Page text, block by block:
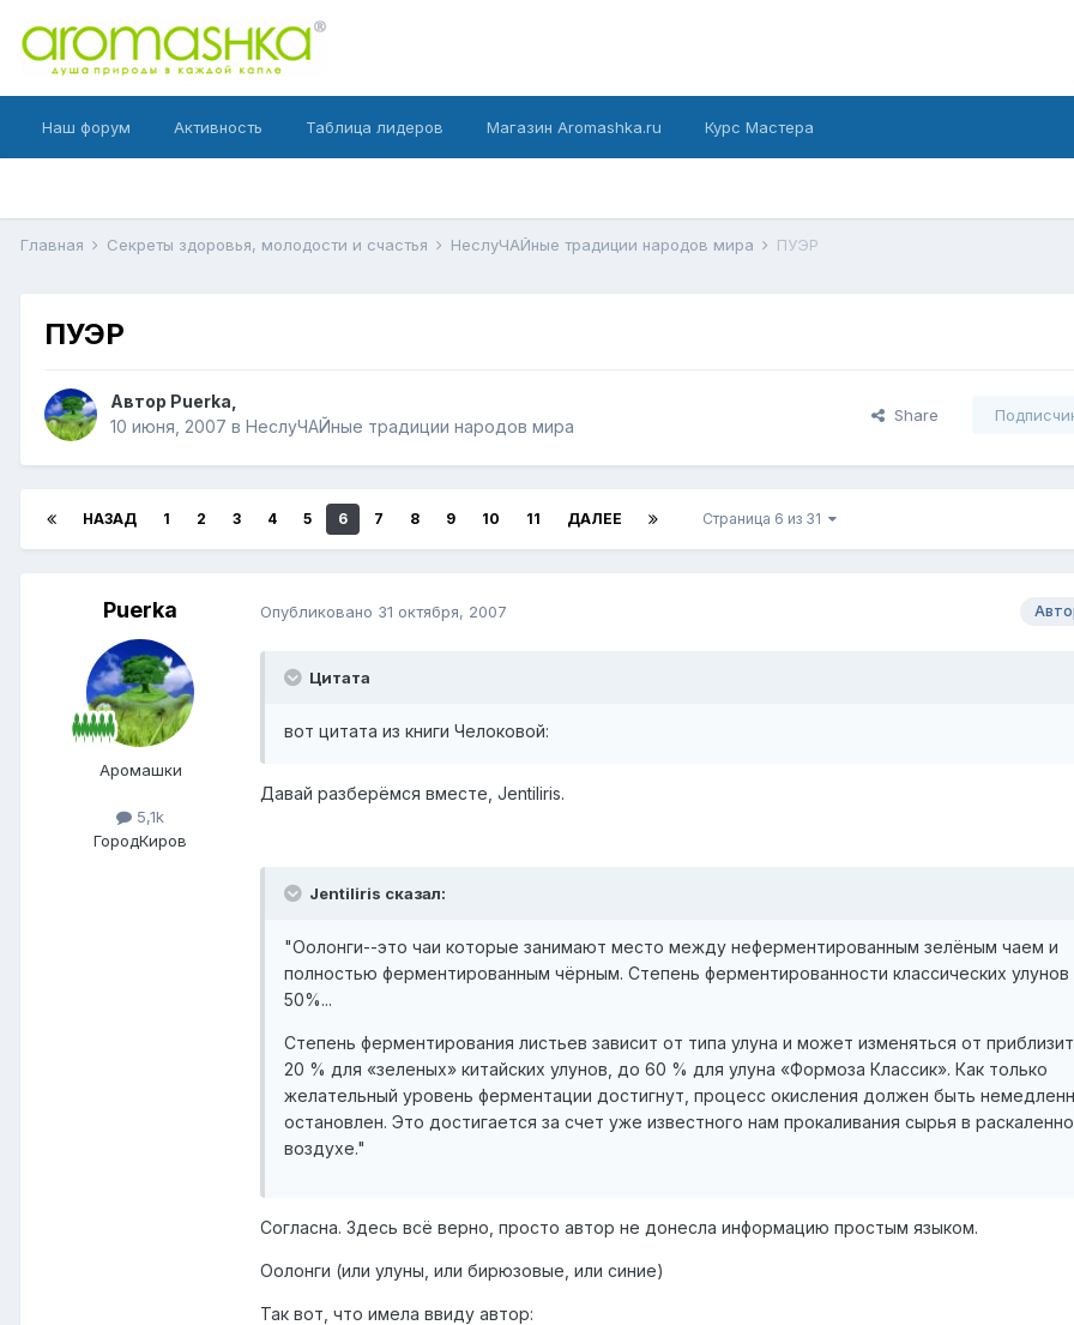
Наш форум Активность Таблица лидеров Магазин Aromashka.ru Курс Мастера
Главная Секреты здоровья, молодости и счастья НеслуЧАЙные традиции народов мира ПУЭР
ПУЭР
Автор Puerka
10 июня, 2007 в НеслуЧАЙные традиции народов мира
Share
НАЗАД 1 2 3 4 5 6 7 8 9 10 11 ДАЛЕЕ Страница 6 из 31
Puerka
Аромашки
5,1k
ГородКиров
Опубликовано 31 октября, 2007
Цитата
вот цитата из книги Челоковой:
Давай разберёмся вместе, Jentiliris.
Jentiliris сказал:
"Оолонги--это чаи которые занимают место между неферментированным зелёным чаем и
полностью ферментированным чёрным. Степень ферментированности классических улунов
50%...
Степень ферментирования листьев зависит от типа улуна и может изменяться от
20 % для «зеленых» китайских улунов, до 60 % для улуна «Формоза Классик». Как только
желательный уровень ферментации достигнут, процесс окисления должен быть
остановлен. Это достигается за счет уже известного нам прокаливания сырья в
воздухе."
Согласна. Здесь всё верно, просто автор не донесла информацию простым языком.
Оолонги (или улуны, или бирюзовые, или синие)
Так вот, что имела ввиду автор: